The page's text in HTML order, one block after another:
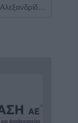
Ειδικός Παθολόγος "Δημήτριος Β. Αλεξανδρίδης"